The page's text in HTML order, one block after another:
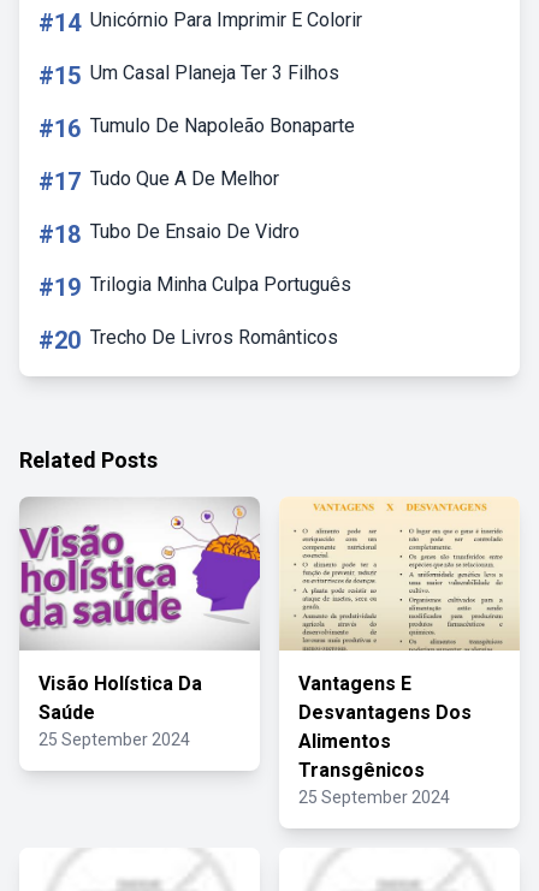
#14 Unicórnio Para Imprimir E Colorir
#15 Um Casal Planeja Ter 3 Filhos
#16 Tumulo De Napoleão Bonaparte
#17 Tudo Que A De Melhor
#18 Tubo De Ensaio De Vidro
#19 Trilogia Minha Culpa Português
#20 Trecho De Livros Românticos
Related Posts
Visão Holística Da
Saúde
25 September 2024
Vantagens E
Desvantagens Dos
Alimentos
Transgênicos
25 September 2024